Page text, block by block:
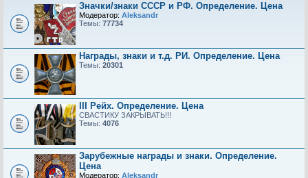
Значки/знаки СССР и РФ. Определение. Цена
Модератор: Aleksandr
Темы: 77734
Награды, знаки и т.д. РИ. Определение. Цена
Темы: 20301
III Рейх. Определение. Цена
СВАСТИКУ ЗАКРЫВАТЬ!!!
Темы: 4076
Зарубежные награды и знаки. Определение.
Цена
Модератор: Aleksandr